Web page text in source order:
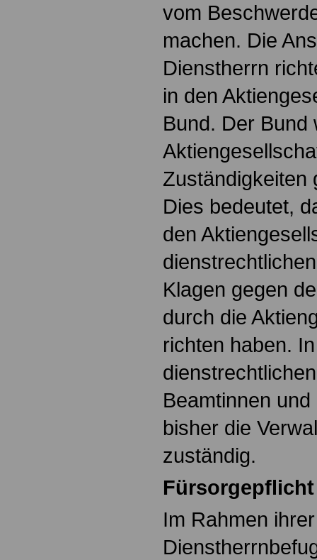
vom
machen. Die
Dienstherrn
in den
Bund. Der Bund
Zuständigkeiten
Dies bedeutet,
den
Klagen gegen
durch die
richten haben.
Beamtinnen
bisher die
zuständig.
Im Rahmen ihrer